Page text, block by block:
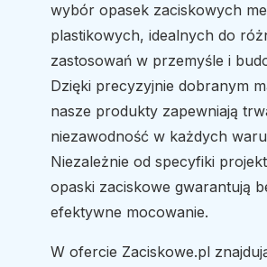
wybór opasek zaciskowych
plastikowych, idealnych do
zastosowań w przemyśle i
Dzięki precyzyjnie dobranym
nasze produkty zapewniają
niezawodność w każdych
Niezależnie od specyfiki
opaski zaciskowe gwarantują
efektywne mocowanie.
W ofercie Zaciskowe.pl